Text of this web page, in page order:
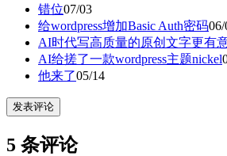
错位07/03
给wordpress增加Basic Auth密码06/
AI时代写高质量的原创文字更有
AI给搓了一款wordpress主题nickel
他来了05/14
发表评论
5 条评论